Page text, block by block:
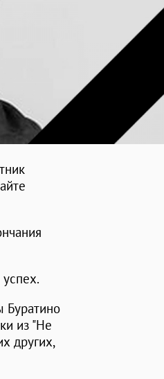
Буратино
из "Не
других,